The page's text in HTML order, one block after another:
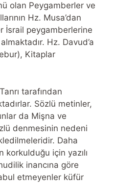
olan Peygamberler ve
Hz. Musa’dan
İsrail peygamberlerine
Hz. Davud’a
Kitaplar
tarafından
Sözlü metinler,
da Mişna ve
denmesinin nedeni
Daha
korkulduğu için yazılı
inancına göre
etmeyenler küfür